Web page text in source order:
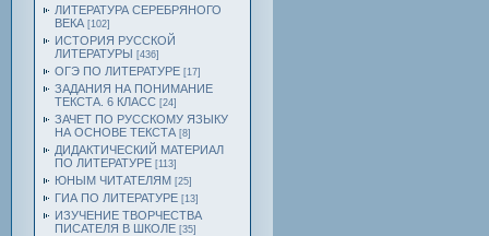
ЛИТЕРАТУРА СЕРЕБРЯНОГО
ВЕКА [102]
ИСТОРИЯ РУССКОЙ
ЛИТЕРАТУРЫ [436]
ОГЭ ПО ЛИТЕРАТУРЕ [17]
ЗАДАНИЯ НА ПОНИМАНИЕ
ТЕКСТА. 6 КЛАСС [24]
ЗАЧЕТ ПО РУССКОМУ ЯЗЫКУ
НА ОСНОВЕ ТЕКСТА [8]
ДИДАКТИЧЕСКИЙ МАТЕРИАЛ
ПО ЛИТЕРАТУРЕ [113]
ЮНЫМ ЧИТАТЕЛЯМ [25]
ГИА ПО ЛИТЕРАТУРЕ [13]
ИЗУЧЕНИЕ ТВОРЧЕСТВА
ПИСАТЕЛЯ В ШКОЛЕ [35]